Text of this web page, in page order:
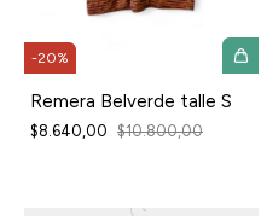
-20%
Remera Belverde talle S
$8.640,00 $10.800,00